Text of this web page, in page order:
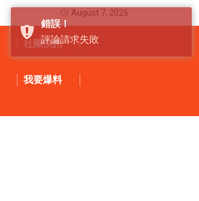
August 7, 2026
社團快訊
我要爆料
錯誤！
評論請求失敗